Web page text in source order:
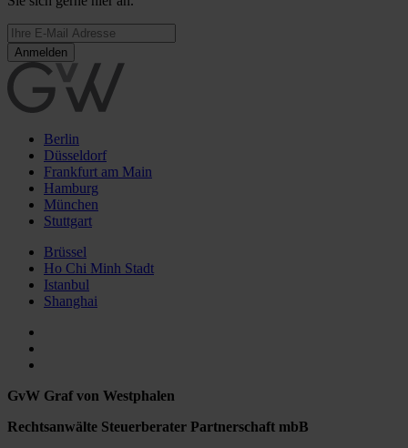
Berlin
Düsseldorf
Frankfurt am Main
Hamburg
München
Stuttgart
Brüssel
Ho Chi Minh Stadt
Istanbul
Shanghai
GvW Graf von Westphalen
Rechtsanwälte Steuerberater Partnerschaft mbB